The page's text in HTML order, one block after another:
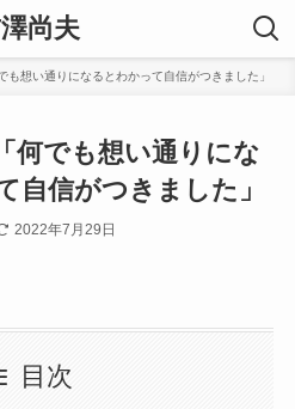
尚夫
も想い通りになるとわかって自信がつきました」
何でも想い通りにな
自信がつきました」
2022年7月29日
目次